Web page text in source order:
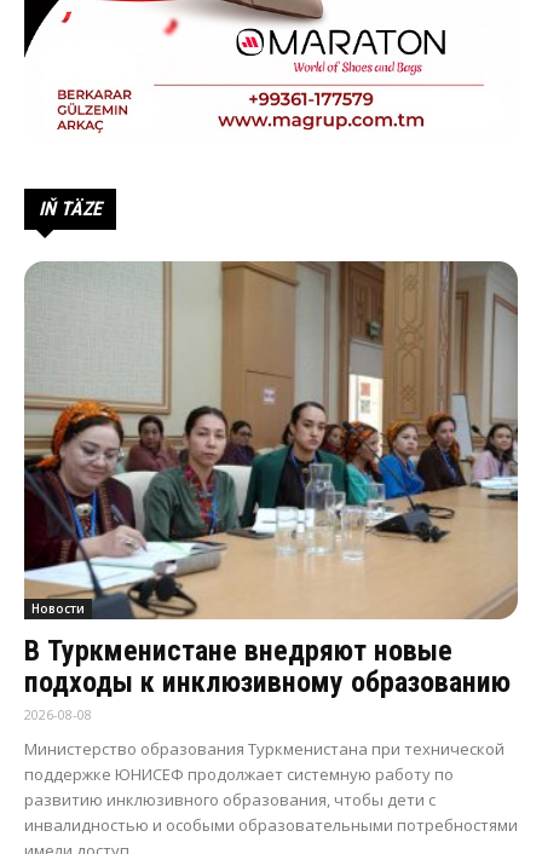
IŇ TÄZE
Новости
В Туркменистане внедряют новые
подходы к инклюзивному образованию
2026-08-08
Министерство образования Туркменистана при технической
поддержке ЮНИСЕФ продолжает системную работу по
развитию инклюзивного образования, чтобы дети с
инвалидностью и особыми образовательными потребностями